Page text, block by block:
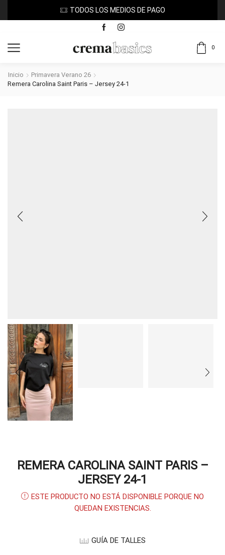
TODOS LOS MEDIOS DE PAGO
0
Inicio
Primavera Verano 26
Remera Carolina Saint Paris – Jersey 24-1
REMERA CAROLINA SAINT PARIS –
JERSEY 24-1
ESTE PRODUCTO NO ESTÁ DISPONIBLE PORQUE NO
QUEDAN EXISTENCIAS.
GUÍA DE TALLES